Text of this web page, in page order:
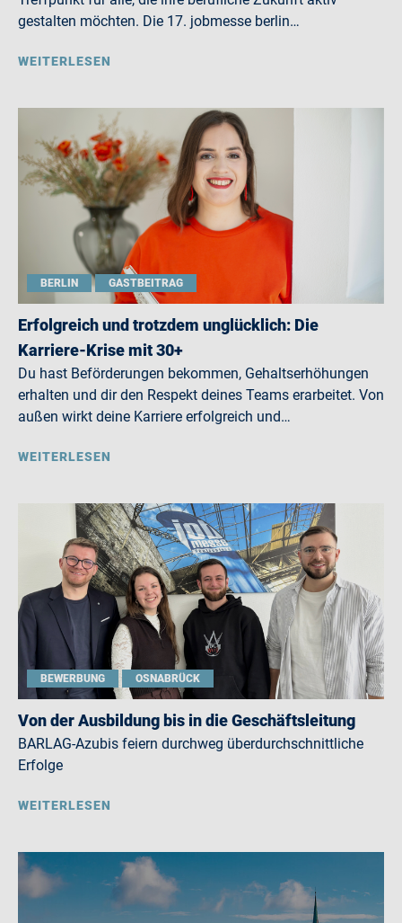
gestalten möchten. Die 17. jobmesse berlin…
WEITERLESEN
BERLIN GASTBEITRAG
Erfolgreich und trotzdem unglücklich: Die
Karriere-Krise mit 30+
Du hast Beförderungen bekommen, Gehaltserhöhungen
erhalten und dir den Respekt deines Teams erarbeitet. Von
außen wirkt deine Karriere erfolgreich und…
WEITERLESEN
BEWERBUNG OSNABRÜCK
Von der Ausbildung bis in die Geschäftsleitung
BARLAG-Azubis feiern durchweg überdurchschnittliche
Erfolge
WEITERLESEN